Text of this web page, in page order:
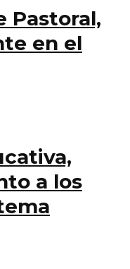
Pastoral,
en el
a los